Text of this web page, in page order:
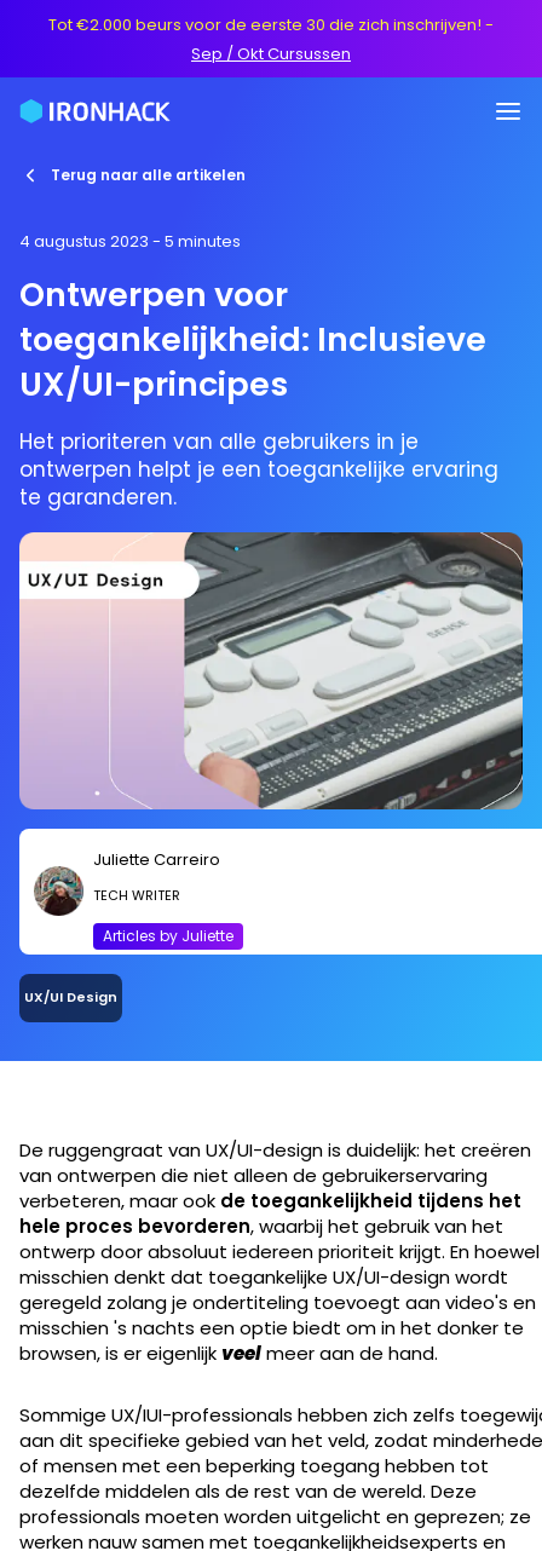
Tot €2.000 beurs voor de eerste 30 die zich inschrijven! -
Sep / Okt Cursussen
Terug naar alle artikelen
4 augustus 2023 - 5 minutes
Ontwerpen voor
toegankelijkheid: Inclusieve
UX/UI-principes
Het prioriteren van alle gebruikers in je
ontwerpen helpt je een toegankelijke ervaring
te garanderen.
Juliette Carreiro
TECH WRITER
Articles by Juliette
UX/UI Design
De ruggengraat van UX/UI-design is duidelijk: het creëren
van ontwerpen die niet alleen de gebruikerservaring
verbeteren, maar ook de toegankelijkheid tijdens het
hele proces bevorderen, waarbij het gebruik van het
ontwerp door absoluut iedereen prioriteit krijgt. En
misschien denkt dat toegankelijke UX/UI-design wordt
geregeld zolang je ondertiteling toevoegt aan video's en
misschien 's nachts een optie biedt om in het donker te
browsen, is er eigenlijk veelmeer aan de hand.
Sommige UX/IUI-professionals hebben zich zelfs
aan dit specifieke gebied van het veld, zodat
of mensen met een beperking toegang hebben tot
dezelfde middelen als de rest van de wereld. Deze
professionals moeten worden uitgelicht en geprezen; ze
werken nauw samen met toegankelijkheidsexperts en